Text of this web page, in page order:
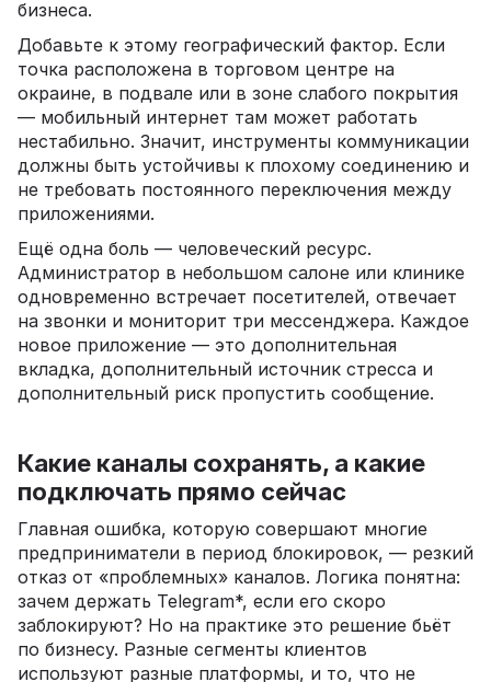
бизнеса.
Добавьте к этому географический фактор. Если
точка расположена в торговом центре на
окраине, в подвале или в зоне слабого покрытия
— мобильный интернет там может работать
нестабильно. Значит, инструменты коммуникации
должны быть устойчивы к плохому соединению и
не требовать постоянного переключения между
приложениями.
Ещё одна боль — человеческий ресурс.
Администратор в небольшом салоне или клинике
одновременно встречает посетителей, отвечает
на звонки и мониторит три мессенджера. Каждое
новое приложение — это дополнительная
вкладка, дополнительный источник стресса и
дополнительный риск пропустить сообщение.
Какие каналы сохранять, а какие
подключать прямо сейчас
Главная ошибка, которую совершают многие
предприниматели в период блокировок, — резкий
отказ от «проблемных» каналов. Логика понятна:
зачем держать Telegram*, если его скоро
заблокируют? Но на практике это решение бьёт
по бизнесу. Разные сегменты клиентов
используют разные платформы, и то, что не